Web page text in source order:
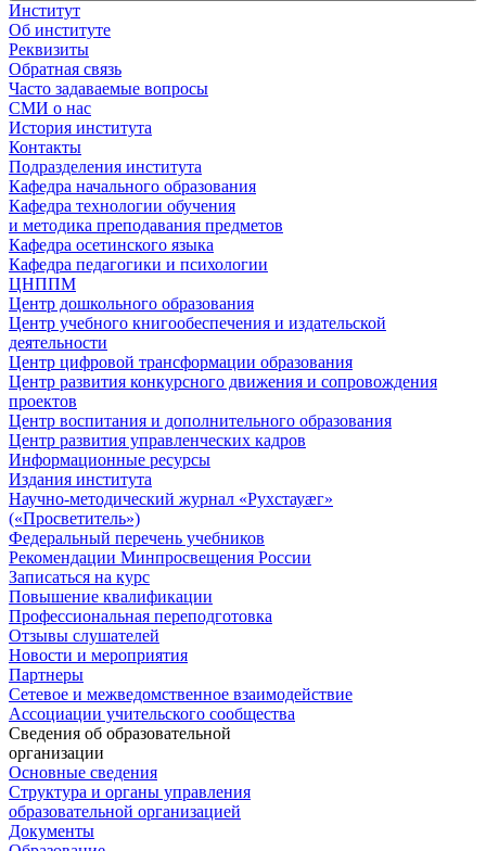
Институт
Об институте
Реквизиты
Обратная связь
Часто задаваемые вопросы
СМИ о нас
История института
Контакты
Подразделения института
Кафедра начального образования
Кафедра технологии обучения
и методика преподавания предметов
Кафедра осетинского языка
Кафедра педагогики и психологии
ЦНППМ
Центр дошкольного образования
Центр учебного книгообеспечения и издательской
деятельности
Центр цифровой трансформации образования
Центр развития конкурсного движения и сопровождения
проектов
Центр воспитания и дополнительного образования
Центр развития управленческих кадров
Информационные ресурсы
Издания института
Научно-методический журнал «Рухстауæг»
(«Просветитель»)
Федеральный перечень учебников
Рекомендации Минпросвещения России
Записаться на курс
Повышение квалификации
Профессиональная переподготовка
Отзывы слушателей
Новости и мероприятия
Партнеры
Сетевое и межведомственное взаимодействие
Ассоциации учительского сообщества
Сведения об образовательной
организации
Основные сведения
Структура и органы управления
образовательной организацией
Документы